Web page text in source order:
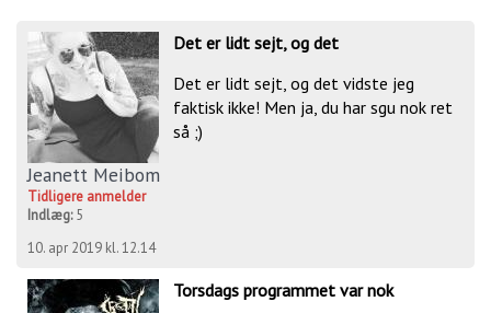
Jeanett Meibom
Tidligere anmelder
Indlæg:5
10. apr 2019 kl. 12.14
Det er lidt sejt, og det
Det er lidt sejt, og det vidste jeg
faktisk ikke! Men ja, du har sgu nok ret
så ;)
Torsdags programmet var nok